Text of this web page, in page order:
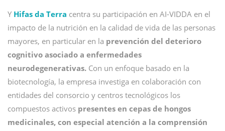
Y Hifas da Terra centra su participación en AI-VIDDA en el
impacto de la nutrición en la calidad de vida de las personas
mayores, en particular en la prevención del deterioro
cognitivo asociado a enfermedades
neurodegenerativas. Con un enfoque basado en la
biotecnología, la empresa investiga en colaboración con
entidades del consorcio y centros tecnológicos los
compuestos activos presentes en cepas de hongos
medicinales, con especial atención a la comprensión